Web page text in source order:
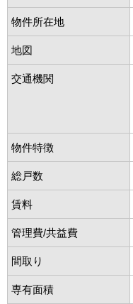
物件所在地
地図
交通機関
物件特徴
総戸数
賃料
管理費/共益費
間取り
専有面積